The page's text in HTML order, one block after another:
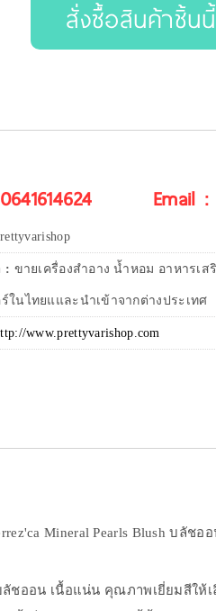
สั่งซื้อสินค้าชิ้นนี้
Email
: ขายเครื่องสำอาง น้ำหอม อาหารเ
ในไทยแและนำเข้าจากต่างประเทศ
www.prettyvarishop.com
Mineral Pearls Blush บลัชอ
ชออน เนื้อแน่น คุณภาพเยี่ยมสีให้